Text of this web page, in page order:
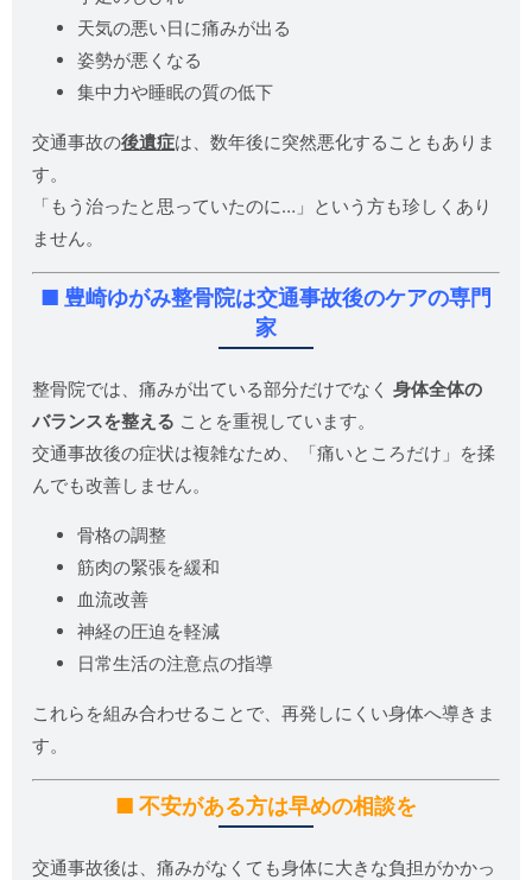
天気の悪い日に痛みが出る
姿勢が悪くなる
集中力や睡眠の質の低下
交通事故の後遺症は、数年後に突然悪化することもありま
す。
「もう治ったと思っていたのに…」という方も珍しくあり
ません。
■ 豊崎ゆがみ整骨院は交通事故後のケアの専門
家
整骨院では、痛みが出ている部分だけでなく身体全体の
バランスを整える ことを重視しています。
交通事故後の症状は複雑なため、「痛いところだけ」を揉
んでも改善しません。
骨格の調整
筋肉の緊張を緩和
血流改善
神経の圧迫を軽減
日常生活の注意点の指導
これらを組み合わせることで、再発しにくい身体へ導きま
す。
■ 不安がある方は早めの相談を
交通事故後は、痛みがなくても身体に大きな負担がかかっ